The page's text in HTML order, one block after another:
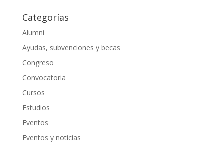
Categorías
Alumni
Ayudas, subvenciones y becas
Congreso
Convocatoria
Cursos
Estudios
Eventos
Eventos y noticias